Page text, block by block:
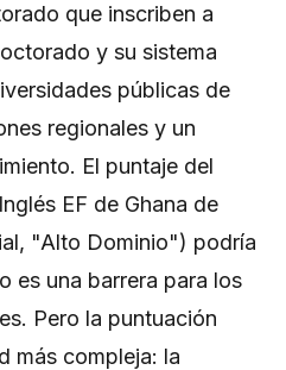
que inscriben a
y su sistema
públicas de
regionales y un
El puntaje del
EF de Ghana de
"Alto Dominio") podría
es una barrera para los
Pero la puntuación
más compleja: la